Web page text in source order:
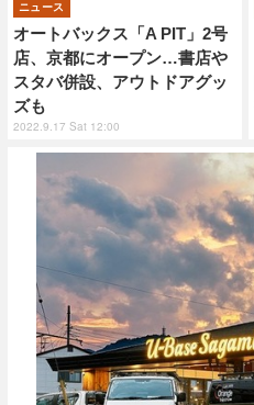
オートバックス「A PIT」2号
店、京都にオープン…書店や
スタバ併設、アウトドアグッ
ズも
ニュース
2022.9.17 Sat 12:00